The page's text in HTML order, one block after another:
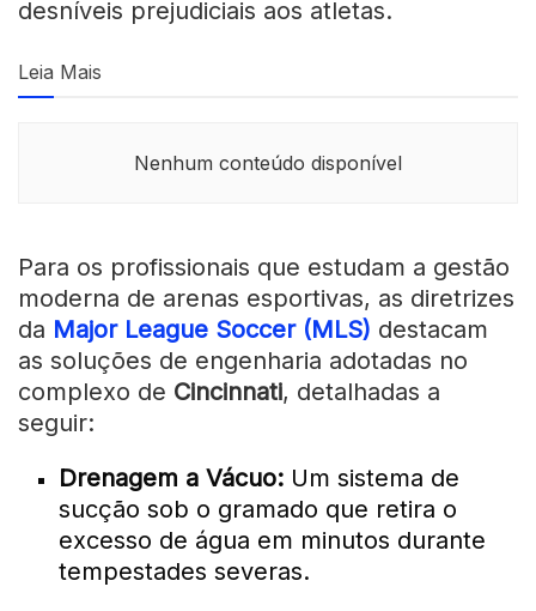
desníveis prejudiciais aos atletas.
Leia Mais
Nenhum conteúdo disponível
Para os profissionais que estudam a gestão
moderna de arenas esportivas, as diretrizes
da Major League Soccer (MLS) destacam
as soluções de engenharia adotadas no
complexo de Cincinnati, detalhadas a
seguir:
Drenagem a Vácuo: Um sistema de
sucção sob o gramado que retira o
excesso de água em minutos durante
tempestades severas.